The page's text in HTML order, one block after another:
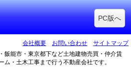
PC版へ
会社概要 お問い合わせ
サイトマップ
飯能市・東京都下など土地建物売買・仲介賃
・土木工事まで行う不動産会社です。